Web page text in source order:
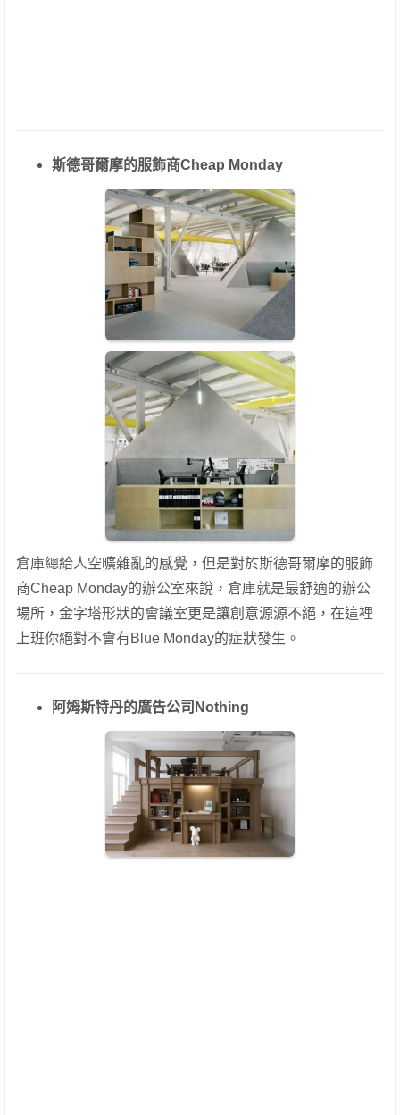
斯德哥爾摩的服飾商Cheap Monday
倉庫總給人空曠雜亂的感覺，但是對於斯德哥爾摩的服飾
商Cheap Monday的辦公室來說，倉庫就是最舒適的辦公
場所，金字塔形狀的會議室更是讓創意源源不絕，在這裡
上班你絕對不會有Blue Monday的症狀發生。
阿姆斯特丹的廣告公司Nothing